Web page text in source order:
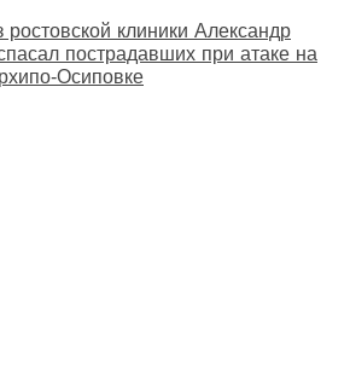
ростовской клиники Александр
пострадавших при атаке на